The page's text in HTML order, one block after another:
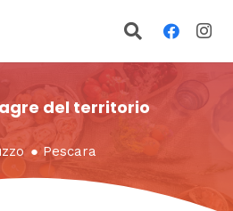
del territorio
● Pescara